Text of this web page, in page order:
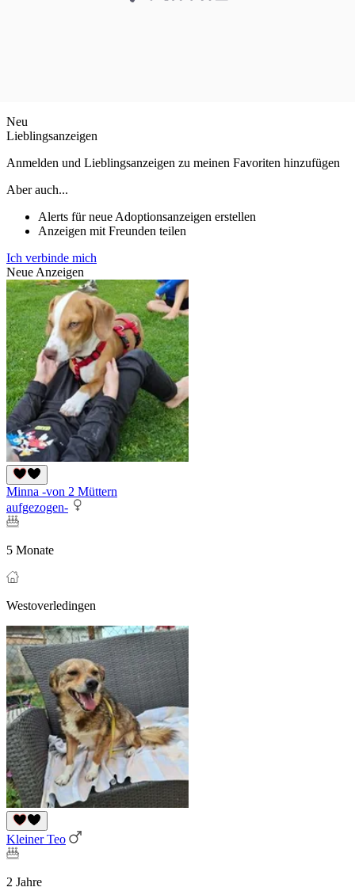
Neu
Lieblingsanzeigen
Anmelden und Lieblingsanzeigen zu meinen Favoriten hinzufügen
Aber auch...
Alerts für neue Adoptionsanzeigen erstellen
Anzeigen mit Freunden teilen
Ich verbinde mich
Neue Anzeigen
Minna -von 2 Müttern
aufgezogen-
5 Monate
Westoverledingen
Kleiner Teo
2 Jahre